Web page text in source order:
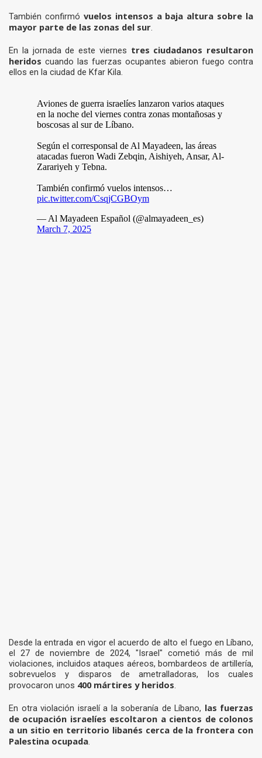
También confirmó vuelos intensos a baja altura sobre la
mayor parte de las zonas del sur.
En la jornada de este viernes tres ciudadanos resultaron
heridos cuando las fuerzas ocupantes abieron fuego contra
ellos en la ciudad de Kfar Kila.
Desde la entrada en vigor el acuerdo de alto el fuego en Líbano,
el 27 de noviembre de 2024, "Israel" cometió más de mil
violaciones, incluidos ataques aéreos, bombardeos de artillería,
sobrevuelos y disparos de ametralladoras, los cuales
provocaron unos 400 mártires y heridos.
En otra violación israelí a la soberanía de Líbano, las fuerzas
de ocupación israelíes escoltaron a cientos de colonos
a un sitio en territorio libanés cerca de la frontera con
Palestina ocupada.